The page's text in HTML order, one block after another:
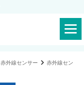
赤外線センサー
赤外線セン